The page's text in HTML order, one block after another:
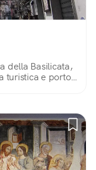
della Basilicata,